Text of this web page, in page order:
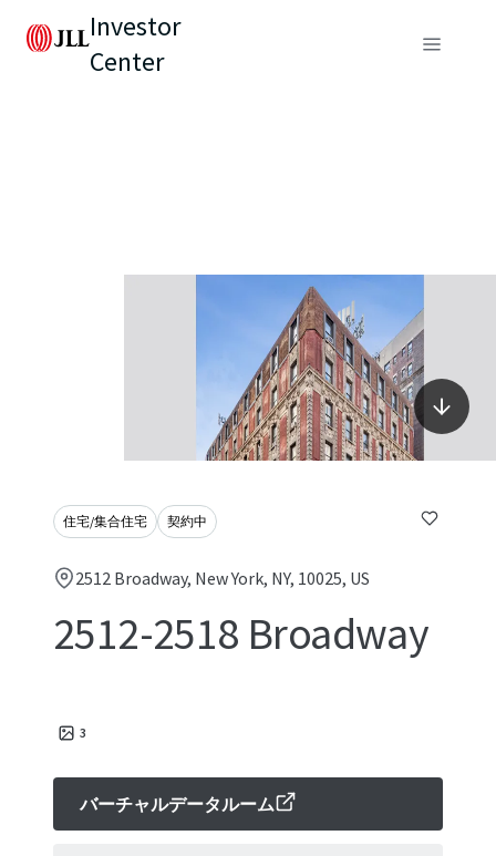
Investor
Center
住宅/集合住宅 契約中
2512 Broadway, New York, NY, 10025, US
2512-2518 Broadway
3
バーチャルデータルーム